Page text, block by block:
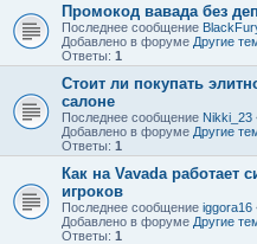
Промокод вавада без
Последнее сообщение
Добавлено в форуме Другие
Ответы: 1
Стоит ли покупать
салоне
Последнее сообщение Nikki_23
Добавлено в форуме Другие
Ответы: 1
Как на Vavada работает
игроков
Последнее сообщение iggora16
Добавлено в форуме Другие
Ответы: 1